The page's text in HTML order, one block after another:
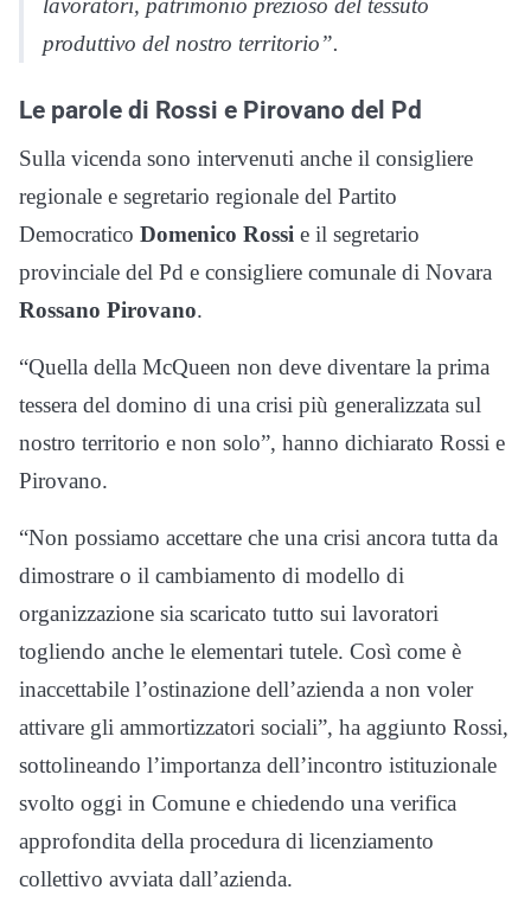
lavoratori, patrimonio prezioso del tessuto
produttivo del nostro territorio”.
Le parole di Rossi e Pirovano del Pd
Sulla vicenda sono intervenuti anche il consigliere
regionale e segretario regionale del Partito
Democratico Domenico Rossi e il segretario
provinciale del Pd e consigliere comunale di Novara
Rossano Pirovano.
“Quella della McQueen non deve diventare la prima
tessera del domino di una crisi più generalizzata sul
nostro territorio e non solo”, hanno dichiarato Rossi e
Pirovano.
“Non possiamo accettare che una crisi ancora tutta da
dimostrare o il cambiamento di modello di
organizzazione sia scaricato tutto sui lavoratori
togliendo anche le elementari tutele. Così come è
inaccettabile l’ostinazione dell’azienda a non voler
attivare gli ammortizzatori sociali”, ha aggiunto Rossi,
sottolineando l’importanza dell’incontro istituzionale
svolto oggi in Comune e chiedendo una verifica
approfondita della procedura di licenziamento
collettivo avviata dall’azienda.